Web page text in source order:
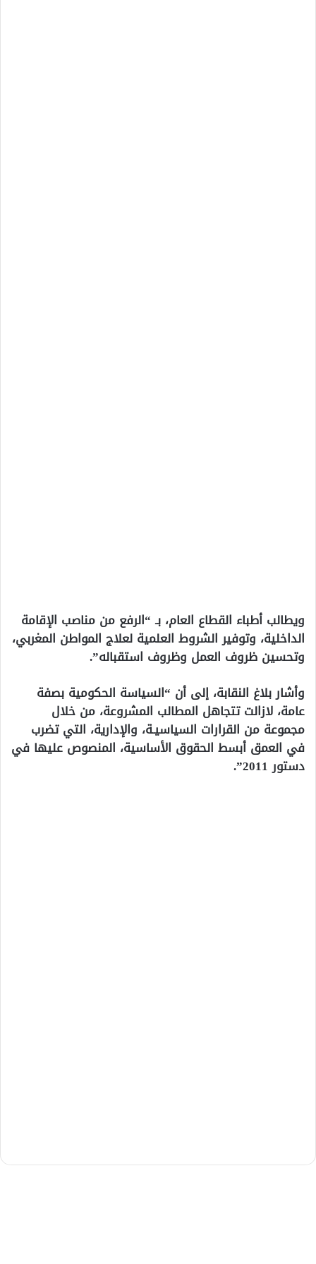
ويطالب أطباء القطاع العام، بـ “الرفع من مناصب الإقامة
الداخلية، وتوفير الشروط العلمية لعلاج المواطن المغربي،
وتحسين ظروف العمل وظروف استقباله”.
وأشار بلاغ النقابة، إلى أن “السياسة الحكومية بصفة
عامة، لازالت تتجاهل المطالب المشروعة، من خلال
مجموعة من القرارات السياسيـة، والإدارية، التي تضرب
في العمق أبسط الحقوق الأساسية، المنصوص عليها في
دستور 2011”.